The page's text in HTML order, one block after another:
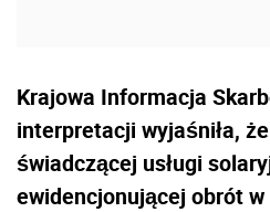
Krajowa Informacja
interpretacji wyjaśniła,
świadczącej usługi
ewidencjonującej obrót